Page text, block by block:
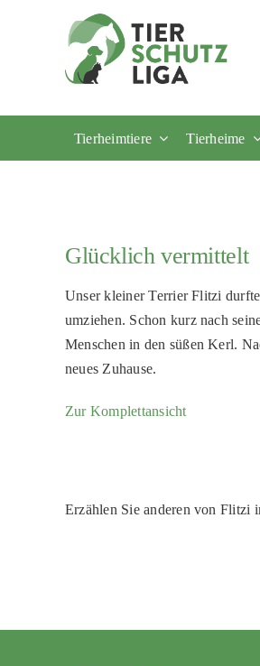
Tierheimtiere Tierheime
Glücklich vermittelt
Unser kleiner Terrier Flitzi
umziehen. Schon kurz nach
Menschen in den süßen Kerl.
neues Zuhause.
Zur Komplettansicht
Erzählen Sie anderen von Flitzi